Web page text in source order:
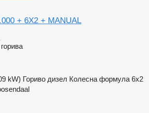
+ 6X2 + MANUAL
kW) Гориво дизел Колесна формула 6x2